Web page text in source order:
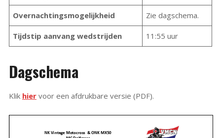
Overnachtingsmogelijkheid Zie dagschema.
Tijdstip aanvang wedstrijden 11:55 uur
Dagschema
Klik hiervoor een afdrukbare versie (PDF).